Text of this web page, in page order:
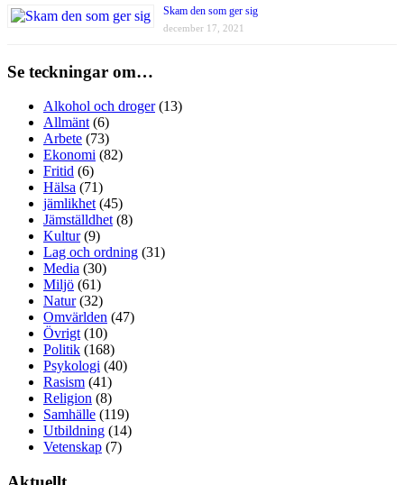
Skam den som ger sig
december 17, 2021
Se teckningar om…
Alkohol och droger(13)
Allmänt (6)
Arbete (73)
Ekonomi (82)
Fritid (6)
Hälsa (71)
jämlikhet (45)
Jämställdhet (8)
Kultur(9)
Lag och ordning (31)
Media (30)
Miljö (61)
Natur(32)
Omvärlden (47)
Övrigt (10)
Politik (168)
Psykologi (40)
Rasism (41)
Religion (8)
Samhälle (119)
Utbildning (14)
Vetenskap (7)